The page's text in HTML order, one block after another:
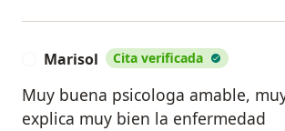
Marisol Cita verificada
Muy buena psicologa amable,
explica muy bien la enfermedad